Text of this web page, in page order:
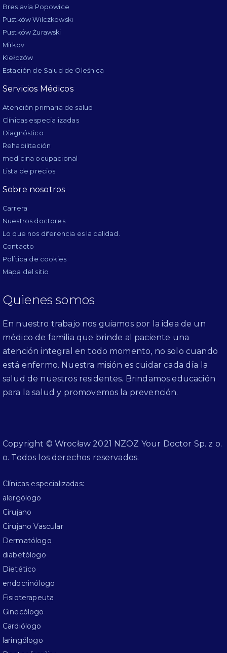
Breslavia Popowice
Pustków Wilczkowski
Pustków Żurawski
Mirkov
Kiełczów
Estación de Salud de Oleśnica
Servicios Médicos
Atención primaria de salud
Clínicas especializadas
Diagnóstico
Rehabilitación
medicina ocupacional
Lista de precios
Sobre nosotros
Carrera
Nuestros doctores
Lo que nos diferencia es la calidad.
Contacto
Política de cookies
Mapa del sitio
Quienes somos
En nuestro trabajo nos guiamos por la idea de un
médico de familia que brinde al paciente una
atención integral en todo momento, no solo cuando
está enfermo. Nuestra misión es cuidar cada día la
salud de nuestros residentes. Brindamos educación
para la salud y promovemos la prevención.
Copyright © Wrocław 2021 NZOZ Your Doctor Sp. z o.
o. Todos los derechos reservados.
Clínicas especializadas:
alergólogo
Cirujano
Cirujano Vascular
Dermatólogo
diabetólogo
Dietético
endocrinólogo
Fisioterapeuta
Ginecólogo
Cardiólogo
laringólogo